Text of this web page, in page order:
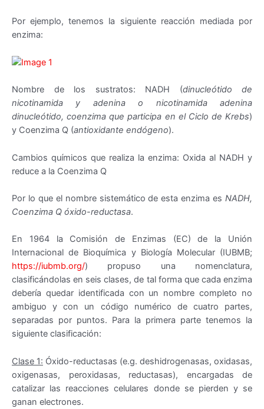
Por ejemplo, tenemos la siguiente reacción mediada por
enzima:
Nombre de los sustratos: NADH (dinucleótido de
nicotinamida y adenina o nicotinamida adenina
dinucleótido, coenzima que participa en el Ciclo de Krebs)
y Coenzima Q (antioxidante endógeno).
Cambios químicos que realiza la enzima: Oxida al NADH y
reduce a la Coenzima Q
Por lo que el nombre sistemático de esta enzima es NADH,
Coenzima Q óxido-reductasa.
En 1964 la Comisión de Enzimas (EC) de la Unión
Internacional de Bioquímica y Biología Molecular (IUBMB;
https://iubmb.org/) propuso una nomenclatura,
clasificándolas en seis clases, de tal forma que cada enzima
debería quedar identificada con un nombre completo no
ambiguo y con un código numérico de cuatro partes,
separadas por puntos. Para la primera parte tenemos la
siguiente clasificación:
Clase 1: Óxido-reductasas (e.g. deshidrogenasas, oxidasas,
oxigenasas, peroxidasas, reductasas), encargadas de
catalizar las reacciones celulares donde se pierden y se
ganan electrones.